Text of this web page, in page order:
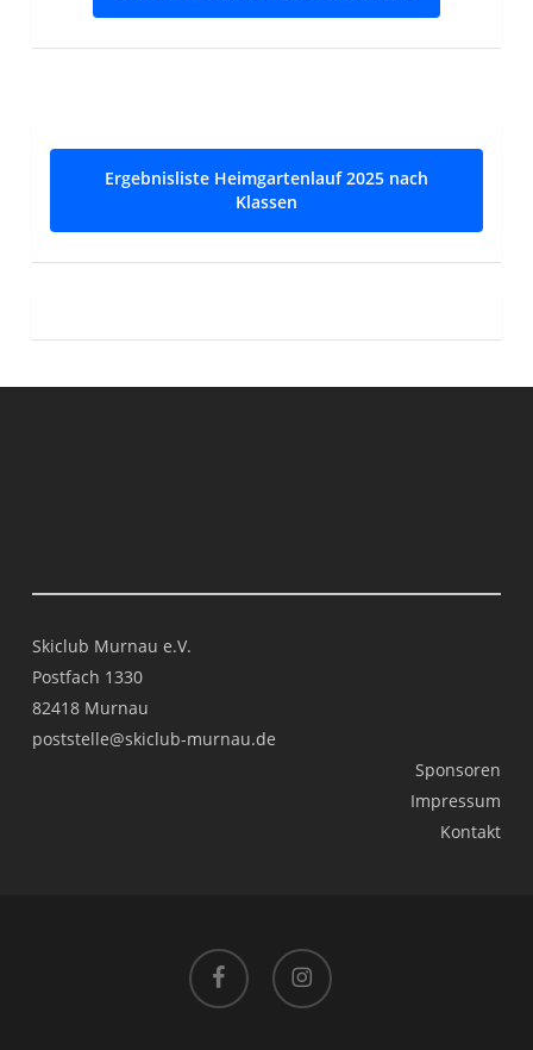
Ergebnisliste Heimgartenlauf 2025 nach
Klassen
Skiclub Murnau e.V.
Postfach 1330
82418 Murnau
poststelle@skiclub-murnau.de
Sponsoren
Impressum
Kontakt
facebook instagram